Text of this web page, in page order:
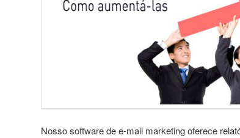
Nosso software de e-mail marketing oferece